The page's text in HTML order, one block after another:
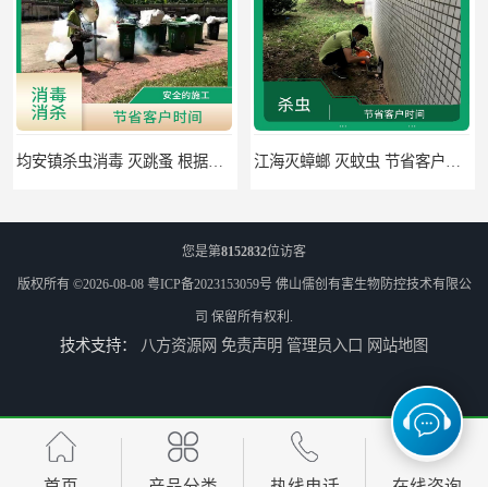
佛山灭白蚁 害虫防治 可定期检查
您是第8152832位访客
版权所有 ©2026-08-08 粤ICP备2023153059号 佛山儒创有害生物防控技术有限公
司 保留所有权利.
技术支持： 八方资源网 免责声明 管理员入口 网站地图